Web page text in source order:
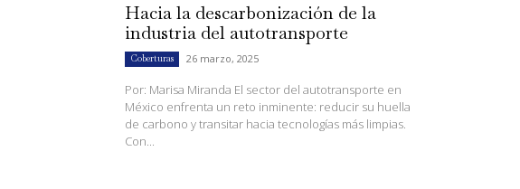
Hacia la descarbonización de la
industria del autotransporte
Coberturas 26 marzo, 2025
Por: Marisa Miranda El sector del autotransporte en
México enfrenta un reto inminente: reducir su huella
de carbono y transitar hacia tecnologías más limpias.
Con...